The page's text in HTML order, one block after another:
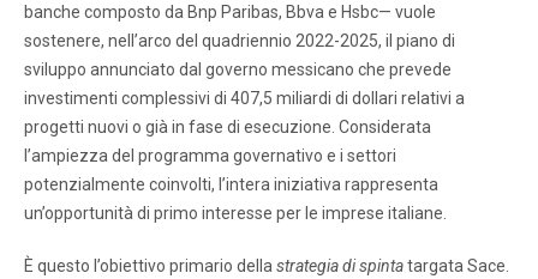
banche composto da Bnp Paribas, Bbva e Hsbc— vuole
sostenere, nell’arco del quadriennio 2022-2025, il piano di
sviluppo annunciato dal governo messicano che prevede
investimenti complessivi di 407,5 miliardi di dollari relativi a
progetti nuovi o già in fase di esecuzione. Considerata
l’ampiezza del programma governativo e i settori
potenzialmente coinvolti, l’intera iniziativa rappresenta
un’opportunità di primo interesse per le imprese italiane.
È questo l’obiettivo primario della strategia di spintatargata Sace.